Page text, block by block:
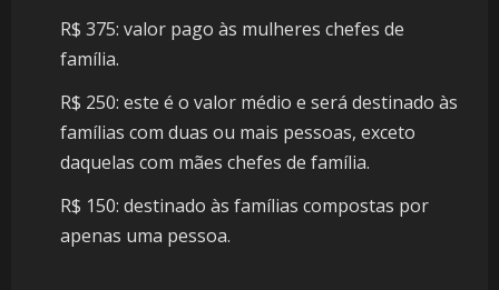
R$ 375: valor pago às mulheres chefes de
família.
R$ 250: este é o valor médio e será destinado às
famílias com duas ou mais pessoas, exceto
daquelas com mães chefes de família.
R$ 150: destinado às famílias compostas por
apenas uma pessoa.